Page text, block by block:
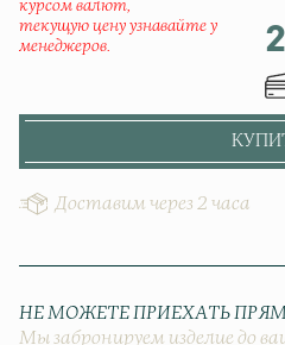
курсом валют,
текущую цену узнавайте у
менеджеров.
Доставим через 2 часа
НЕ МОЖЕТЕ ПРИЕХАТЬ
Мы забронируем изделие до